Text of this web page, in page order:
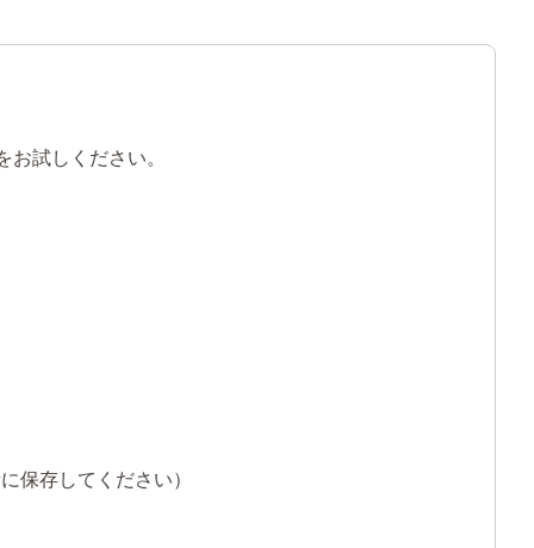
お試しください。
保存してください）